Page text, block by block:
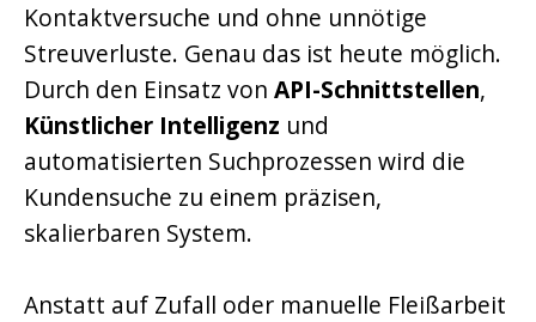
Kontaktversuche und ohne unnötige
Streuverluste. Genau das ist heute möglich.
Durch den Einsatz von API-Schnittstellen,
Künstlicher Intelligenz und
automatisierten Suchprozessen wird die
Kundensuche zu einem präzisen,
skalierbaren System.
Anstatt auf Zufall oder manuelle Fleißarbeit